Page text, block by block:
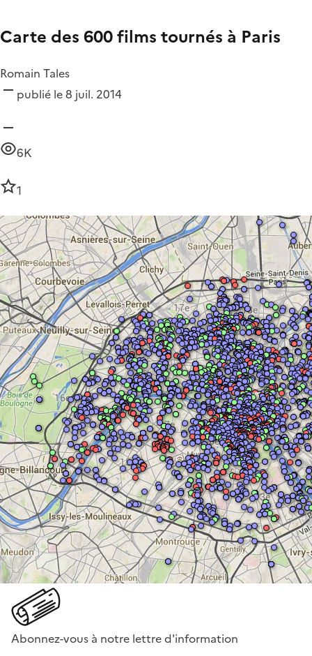
Carte des 600 films tournés à Paris
Romain Tales
publié le 8 juil. 2014
6K
1
Abonnez-vous à notre lettre d'information